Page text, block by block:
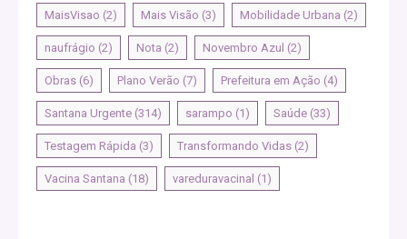
MaisVisao (2) Mais Visão (3) Mobilidade Urbana (2)
naufrágio (2) Nota (2) Novembro Azul (2)
Obras (6) Plano Verão (7) Prefeitura em Ação (4)
Santana Urgente (314) sarampo (1) Saúde (33)
Testagem Rápida (3) Transformando Vidas (2)
Vacina Santana (18) vareduravacinal (1)